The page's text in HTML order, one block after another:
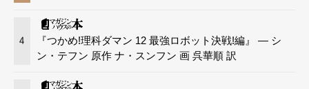
4
『つかめ!理科ダマン 12 最強ロボット決戦!編』 — シ
ン・テフン 原作 ナ・スンフン 画 呉華順 訳